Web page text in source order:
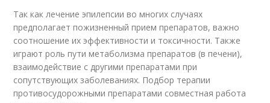
Так как лечение эпилепсии во многих случаях
предполагает пожизненный прием препаратов, важно
соотношение их эффективности и токсичности. Также
играют роль пути метаболизма препаратов (в печени),
взаимодействие с другими препаратами при
сопутствующих заболеваниях. Подбор терапии
противосудорожными препаратами совместная работа